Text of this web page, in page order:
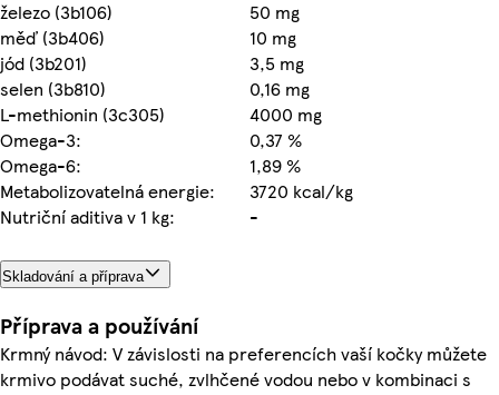
železo (3b106)
50 mg
měď (3b406)
10 mg
jód (3b201)
3,5 mg
selen (3b810)
0,16 mg
L-methionin (3c305)
4000 mg
Omega-3:
0,37 %
Omega-6:
1,89 %
Metabolizovatelná energie:
3720 kcal/kg
Nutriční aditiva v 1 kg:
-
Skladování a příprava
Příprava a používání
Krmný návod: V závislosti na preferencích vaší kočky můžete
krmivo podávat suché, zvlhčené vodou nebo v kombinaci s